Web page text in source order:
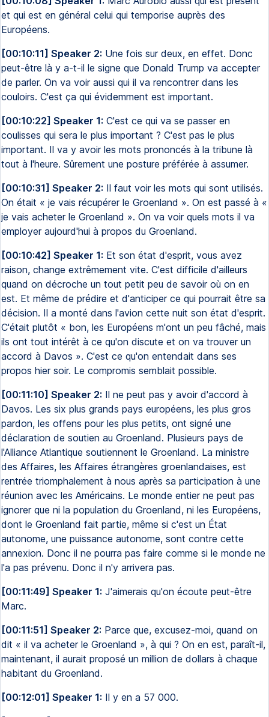
et qui est en général celui qui temporise auprès des
Européens.
[00:10:11] Speaker 2: Une fois sur deux, en effet. Donc
peut-être là y a-t-il le signe que Donald Trump va accepter
de parler. On va voir aussi qui il va rencontrer dans les
couloirs. C'est ça qui évidemment est important.
[00:10:22] Speaker 1: C'est ce qui va se passer en
coulisses qui sera le plus important ? C'est pas le plus
important. Il va y avoir les mots prononcés à la tribune là
tout à l'heure. Sûrement une posture préférée à assumer.
[00:10:31] Speaker 2: Il faut voir les mots qui sont utilisés.
On était « je vais récupérer le Groenland ». On est passé à «
je vais acheter le Groenland ». On va voir quels mots il va
employer aujourd'hui à propos du Groenland.
[00:10:42] Speaker 1: Et son état d'esprit, vous avez
raison, change extrêmement vite. C'est difficile d'ailleurs
quand on décroche un tout petit peu de savoir où on en
est. Et même de prédire et d'anticiper ce qui pourrait être sa
décision. Il a monté dans l'avion cette nuit son état d'esprit.
C'était plutôt « bon, les Européens m'ont un peu fâché, mais
ils ont tout intérêt à ce qu'on discute et on va trouver un
accord à Davos ». C'est ce qu'on entendait dans ses
propos hier soir. Le compromis semblait possible.
[00:11:10] Speaker 2: Il ne peut pas y avoir d'accord à
Davos. Les six plus grands pays européens, les plus gros
pardon, les offens pour les plus petits, ont signé une
déclaration de soutien au Groenland. Plusieurs pays de
l'Alliance Atlantique soutiennent le Groenland. La ministre
des Affaires, les Affaires étrangères groenlandaises, est
rentrée triomphalement à nous après sa participation à une
réunion avec les Américains. Le monde entier ne peut pas
ignorer que ni la population du Groenland, ni les Européens,
dont le Groenland fait partie, même si c'est un État
autonome, une puissance autonome, sont contre cette
annexion. Donc il ne pourra pas faire comme si le monde ne
l'a pas prévenu. Donc il n'y arrivera pas.
[00:11:49] Speaker 1: J'aimerais qu'on écoute peut-être
Marc.
[00:11:51] Speaker 2: Parce que, excusez-moi, quand on
dit « il va acheter le Groenland », à qui ? On en est, paraît-il,
maintenant, il aurait proposé un million de dollars à chaque
habitant du Groenland.
[00:12:01] Speaker 1: Il y en a 57 000.